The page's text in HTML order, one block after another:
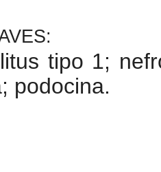
tipo 1;
podocina.